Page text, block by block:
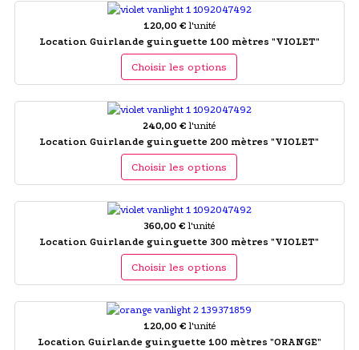
120,00 € l'unité
Location Guirlande guinguette 100 mètres "VIOLET"
Choisir les options
240,00 € l'unité
Location Guirlande guinguette 200 mètres "VIOLET"
Choisir les options
360,00 € l'unité
Location Guirlande guinguette 300 mètres "VIOLET"
Choisir les options
120,00 € l'unité
Location Guirlande guinguette 100 mètres "ORANGE"